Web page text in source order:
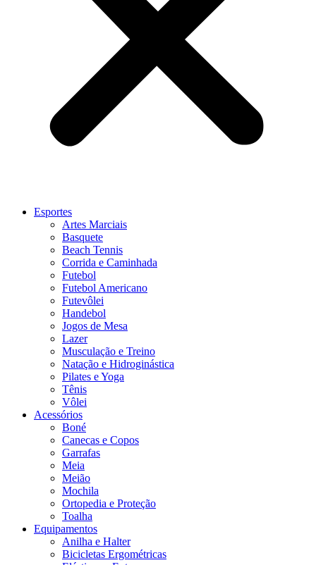
Esportes
Artes Marciais
Basquete
Beach Tennis
Corrida e Caminhada
Futebol
Futebol Americano
Futevôlei
Handebol
Jogos de Mesa
Lazer
Musculação e Treino
Natação e Hidroginástica
Pilates e Yoga
Tênis
Vôlei
Acessórios
Boné
Canecas e Copos
Garrafas
Meia
Meião
Mochila
Ortopedia e Proteção
Toalha
Equipamentos
Anilha e Halter
Bicicletas Ergométricas